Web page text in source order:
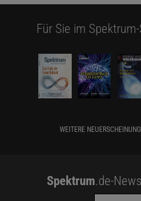
Für Sie im
WEITERE
Spektrum.de-